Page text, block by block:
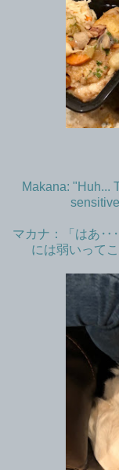
Makana: "Huh...
マカナ：「はあ
には弱いって